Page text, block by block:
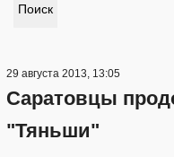
Поиск
29 августа 2013, 13:05
Саратовцы
"Тяньши"